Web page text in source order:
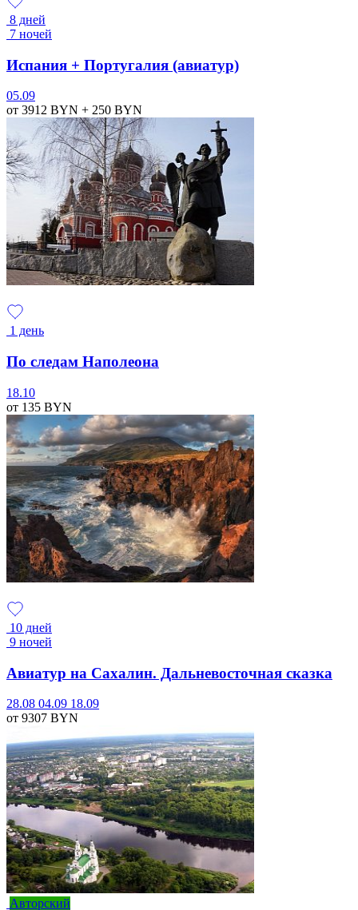
8 дней
7 ночей
Испания + Португалия (авиатур)
05.09
от 3912 BYN + 250 BYN
1 день
По следам Наполеона
18.10
от 135 BYN
10 дней
9 ночей
Авиатур на Сахалин. Дальневосточная сказка
28.08 04.09 18.09
от 9307 BYN
Авторский